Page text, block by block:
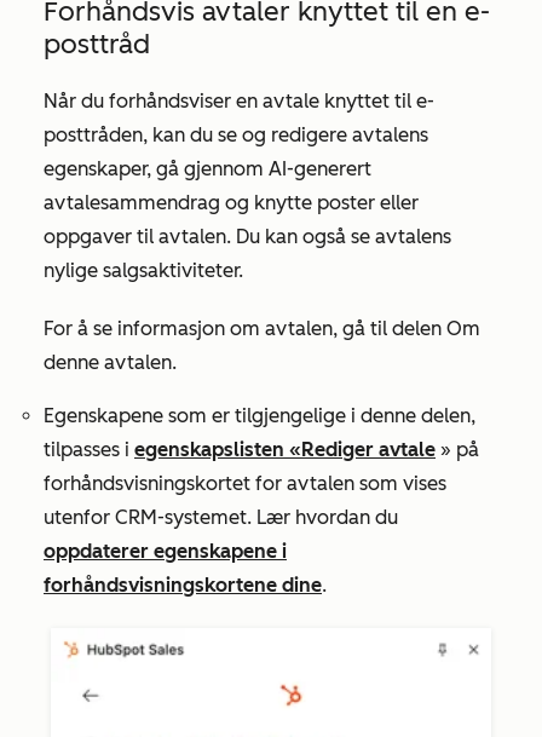
Forhåndsvis avtaler knyttet til en e-
posttråd
Når du forhåndsviser en avtale knyttet til e-
posttråden, kan du se og redigere avtalens
egenskaper, gå gjennom AI-generert
avtalesammendrag og knytte poster eller
oppgaver til avtalen. Du kan også se avtalens
nylige salgsaktiviteter.
For å se informasjon om avtalen, gå til delen Om
denne avtalen.
Egenskapene som er tilgjengelige i denne delen,
tilpasses i egenskapslisten «Rediger avtale » på
forhåndsvisningskortet for avtalen som vises
utenfor CRM-systemet. Lær hvordan du
oppdaterer egenskapene i
forhåndsvisningskortene dine.